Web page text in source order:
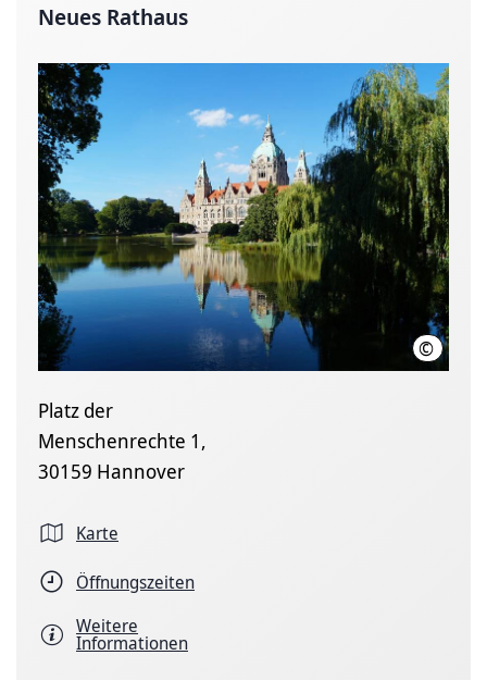
Neues Rathaus
© LHH
Platz der
Menschenrechte 1,
30159 Hannover
Karte
Öffnungszeiten
Weitere
Informationen